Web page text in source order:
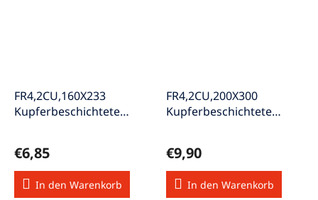
FR4,2CU,160X233
Kupferbeschichtete
€6,85
In den Warenkorb
FR4,2CU,200X300
Kupferbeschichtete
€9,90
In den Warenkorb